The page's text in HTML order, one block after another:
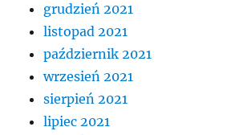
grudzień 2021
listopad 2021
październik 2021
wrzesień 2021
sierpień 2021
lipiec 2021